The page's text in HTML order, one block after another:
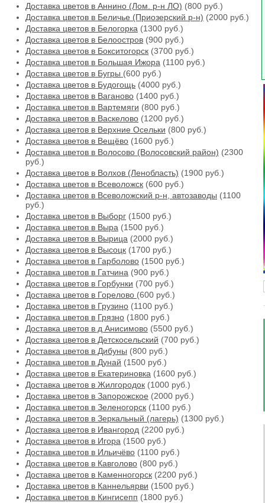
Доставка цветов в Аннино (Лом. р-н ЛО) (800 руб.)
Доставка цветов в Беличье (Приозерский р-н) (2000 руб.)
Доставка цветов в Белогорка (1300 руб.)
Доставка цветов в Белоостров (900 руб.)
Доставка цветов в Бокситогорск (3700 руб.)
Доставка цветов в Большая Ижора (1100 руб.)
Доставка цветов в Бугры (600 руб.)
Доставка цветов в Будогощь (4000 руб.)
Доставка цветов в Ваганово (1400 руб.)
Доставка цветов в Вартемяги (800 руб.)
Доставка цветов в Васкелово (1200 руб.)
Доставка цветов в Верхние Осельки (800 руб.)
Доставка цветов в Вещёво (1600 руб.)
Доставка цветов в Волосово (Волосовский район) (2300
руб.)
Доставка цветов в Волхов (Ленобласть) (1900 руб.)
Доставка цветов в Всеволожск (600 руб.)
Доставка цветов в Всеволожский р-н, автозаводы (1100
руб.)
Доставка цветов в Выборг (1500 руб.)
Доставка цветов в Выра (1500 руб.)
Доставка цветов в Вырица (2000 руб.)
Доставка цветов в Высоцк (1700 руб.)
Доставка цветов в Гарболово (1500 руб.)
Доставка цветов в Гатчина (900 руб.)
Доставка цветов в Горбунки (700 руб.)
Доставка цветов в Горелово (600 руб.)
Доставка цветов в Грузино (1100 руб.)
Доставка цветов в Грязно (1800 руб.)
Доставка цветов в д Анисимово (5500 руб.)
Доставка цветов в Детскосельский (700 руб.)
Доставка цветов в Дибуны (800 руб.)
Доставка цветов в Дунай (1500 руб.)
Доставка цветов в Екатериновка (1600 руб.)
Доставка цветов в Жилгородок (1000 руб.)
Доставка цветов в Запорожское (2000 руб.)
Доставка цветов в Зеленогорск (1100 руб.)
Доставка цветов в Зеркальный (лагерь) (1300 руб.)
Доставка цветов в Ивангород (2200 руб.)
Доставка цветов в Игора (1500 руб.)
Доставка цветов в Ильичёво (1100 руб.)
Доставка цветов в Кавголово (800 руб.)
Доставка цветов в Каменногорск (2200 руб.)
Доставка цветов в Каннельярви (1500 руб.)
Доставка цветов в Кингисепп (1800 руб.)